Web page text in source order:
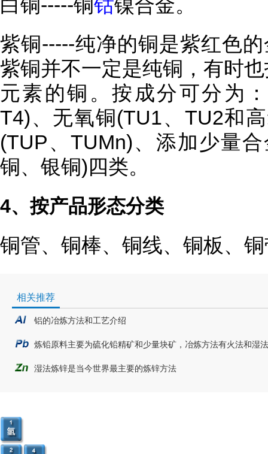
白铜-----铜钴镍合金。
紫铜-----纯净的铜是紫红色
紫铜并不一定是纯铜，有时
元素的铜。按成分可分为
T4)、无氧铜(TU1、TU2和
(TUP、TUMn)、添加少量
铜、银铜)四类。
4、按产品形态分类
铜管、铜棒、铜线、铜板、
相关推荐
铝的冶炼方法和工艺介绍
炼铅原料主要为硫化铅精矿和少量块矿，冶炼方法有火法和湿
湿法炼锌是当今世界最主要的炼锌方法